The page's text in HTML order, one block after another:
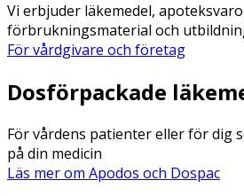
Vi erbjuder läkemedel,
förbrukningsmaterial och
För vårdgivare och företag
Dosförpackade
För vårdens patienter eller för dig
på din medicin
Läs mer om Apodos och Dospac